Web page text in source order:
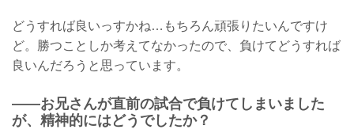
どうすれば良いっすかね…もちろん頑張りたいんですけ
ど。勝つことしか考えてなかったので、負けてどうすれば
良いんだろうと思っています。
——お兄さんが直前の試合で負けてしまいました
が、精神的にはどうでしたか？